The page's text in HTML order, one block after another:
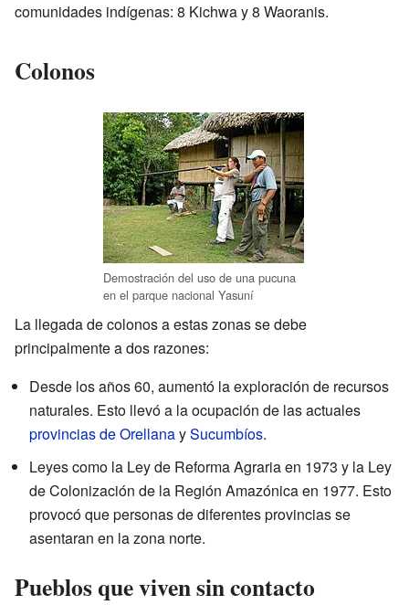
comunidades indígenas: 8 Kichwa y 8 Waoranis.
Colonos
Demostración del uso de una pucuna
en el parque nacional Yasuní
La llegada de colonos a estas zonas se debe
principalmente a dos razones:
Desde los años 60, aumentó la exploración de recursos
naturales. Esto llevó a la ocupación de las actuales
provincias de OrellanaySucumbíos.
Leyes como la Ley de Reforma Agraria en 1973 y la Ley
de Colonización de la Región Amazónica en 1977. Esto
provocó que personas de diferentes provincias se
asentaran en la zona norte.
Pueblos que viven sin contacto